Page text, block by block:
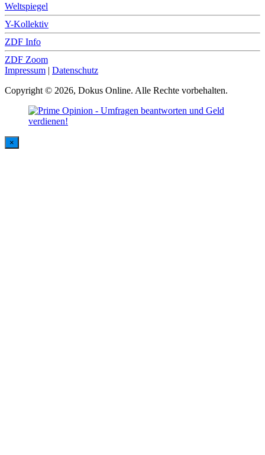
Weltspiegel
Y-Kollektiv
ZDF Info
ZDF Zoom
Impressum | Datenschutz
Copyright © 2026, Dokus Online. Alle Rechte vorbehalten.
×